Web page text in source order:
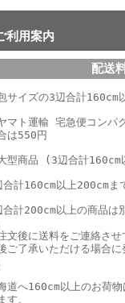
利用案内
配送
サイズの3辺合計
マト運輸 宅急便コンパ
は550円
型商品 (3辺合計160cm
合計160cm以上200cm
合計200cm以上の商品は
文後に送料をご連絡さ
ご了承いただける場合
道へ160cm以上のお荷
す。